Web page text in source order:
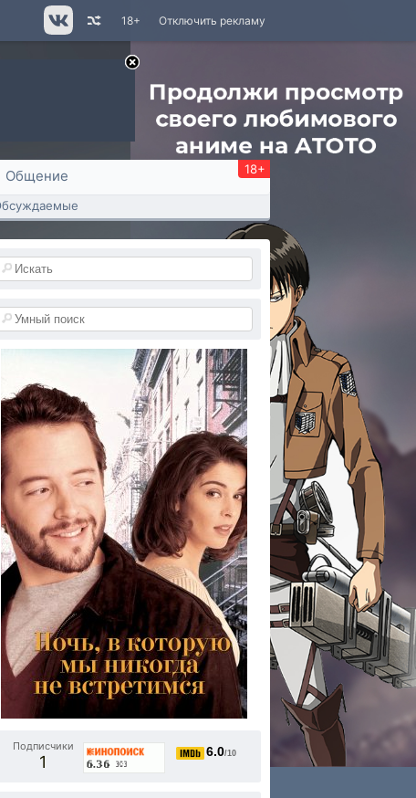
Отключить рекламу
18+
Общение 18+
Подписчики
1
6.0/10